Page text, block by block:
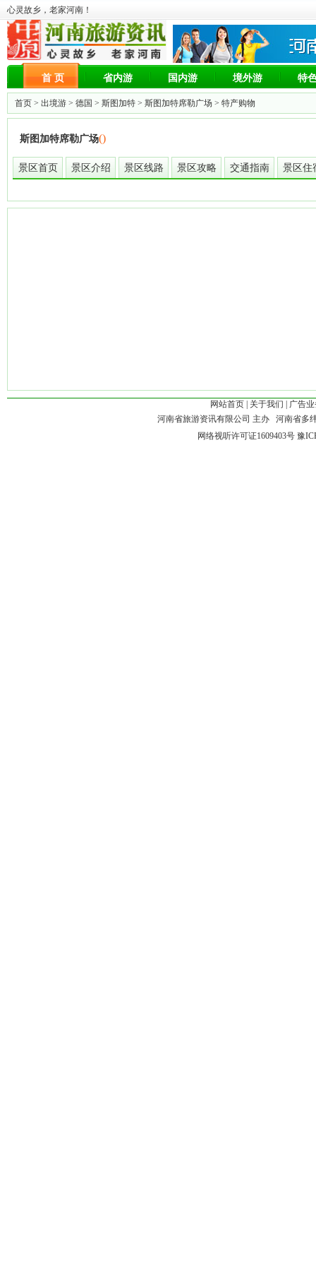
心灵故乡，老家河南！
首 页 省内游 国内游 境外游 特
首页 > 出境游 > 德国 > 斯图加特 > 斯图加特席勒广场 > 特产购物
斯图加特席勒广场()
景区首页 景区介绍 景区线路 景区攻略 交通指南 景区住
网站首页 关于我们
广告
河南省旅游资讯有限公司 主办 河南省多
网络视听许可证1609403号豫